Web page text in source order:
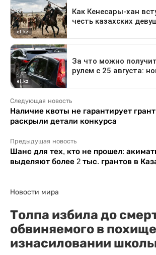
Следующая новость
Наличие квоты не гарантирует
раскрыли детали конкурса
Предыдущая новость
Шанс для тех, кто не прошел:
выделяют более 2 тыс. грантов в
Новости мира
Толпа избила до
обвиняемого в
изнасиловании